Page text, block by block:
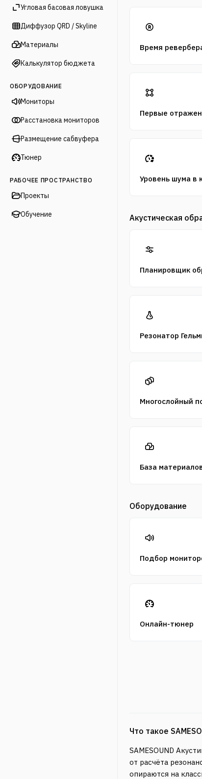
Угловая басовая ловушка
Диффузор QRD / Skyline
Материалы
Калькулятор бюджета
ОБОРУДОВАНИЕ
Мониторы
Расстановка мониторов
Размещение сабвуфера
Тюнер
РАБОЧЕЕ ПРОСТРАНСТВО
Проекты
Обучение
Время
Первые
Уровень шума в
Акустическая
Планировщик
Резонатор
Многослойный
База
Оборудование
Подбор
Онлайн-тюнер
Что такое
SAMESOUND
от расчёта
опираются на